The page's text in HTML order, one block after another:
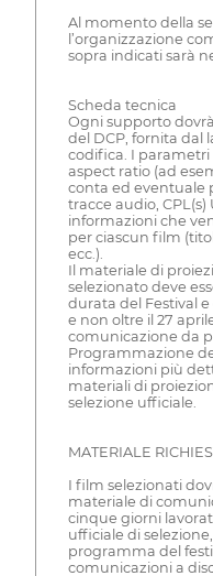
Al momento della
l’organizzazione
sopra indicati sarà
Scheda tecnica
Ogni supporto
del DCP, fornita dal
codifica. I
aspect ratio (ad
conta ed eventuale
tracce audio,
informazioni che
per ciascun film
ecc.).
Il materiale di
selezionato deve
durata del Festival
e non oltre il 27
comunicazione da
Programmazione
informazioni più
materiali di
selezione ufficiale.
MATERIALE
I film selezionati
materiale di
cinque giorni
ufficiale di
programma del
comunicazioni a